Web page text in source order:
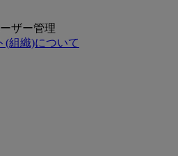
ザー管理
(組織)について